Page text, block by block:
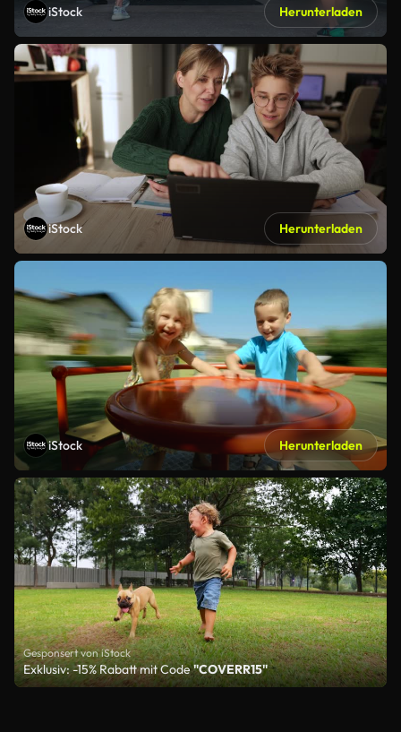
iStock Herunterladen
iStock Herunterladen
iStock Herunterladen
Gesponsert von iStock
Exklusiv: -15% Rabatt mit Code"COVERR15"